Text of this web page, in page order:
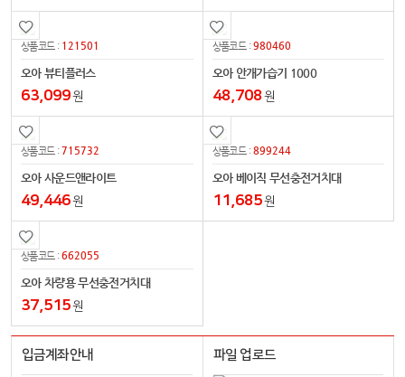
상품코드 : 121501
오아 뷰티플러스
63,099원
상품코드 :980460
오아 안개가습기 1000
48,708원
상품코드 :715732
오아 사운드앤라이트
49,446원
상품코드 :899244
오아 베이직 무선충전거치대
11,685원
상품코드 :662055
오아 차량용 무선충전거치대
37,515원
입금계좌안내 파일 업로드